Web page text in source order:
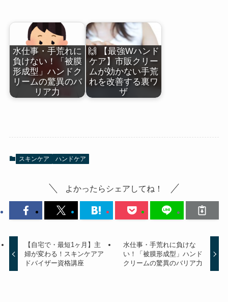
水仕事・手荒れに
負けない！「被膜
形成型」ハンドク
リームの驚異のバ
リア力
🙌 【最強Wハンド
ケア】市販クリー
ムが効かない手荒
れを改善する裏ワ
ザ
スキンケア ハンドケア
よかったらシェアしてね！
【自宅で・最短1ヶ月】主
婦が変わる！スキンケアア
ドバイザー資格講座
水仕事・手荒れに負けな
い！「被膜形成型」ハンド
クリームの驚異のバリア力